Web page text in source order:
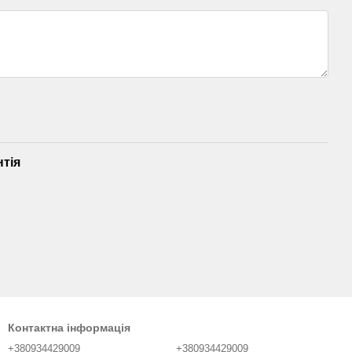
Контактна інформація
+380934429009 +380934429009